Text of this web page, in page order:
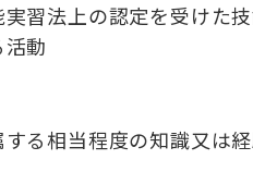
習法上の認定を受けた
動
る相当程度の知識又は